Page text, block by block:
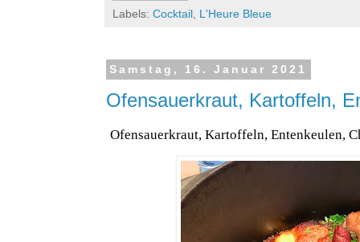
Labels: Cocktail L'Heure Bleue
Samstag, 16. Januar 2021
Ofensauerkraut, Kartoffeln,
Ofensauerkraut, Kartoffeln, Entenkeulen,